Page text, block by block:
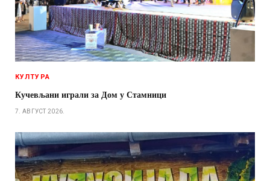
КУЛТУРА
Кучевљани играли за Дом у Стамници
7. АВГУСТ 2026.